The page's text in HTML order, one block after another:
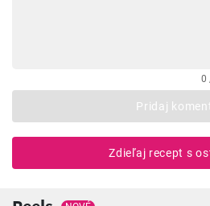
0
Pridaj
Zdieľaj recept s